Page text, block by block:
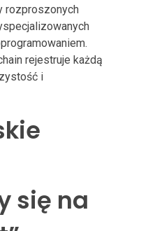
rozproszonych
rejestruje każdą
i
się na